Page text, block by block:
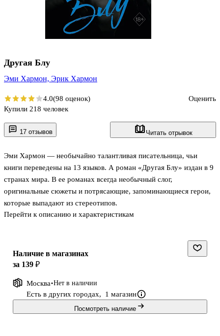
17 отзывов Читать отрывок
Эми Хармон — необычайно талантливая писательница, чьи
книги переведены на 13 языков. А роман «Другая Блу» издан в 9
странах мира. В ее романах всегда необычный слог,
оригинальные сюжеты и потрясающие, запоминающиеся герои,
которые выпадают из стереотипов.
Повествование у Эми Хармон необычное, оно не линейное. Оно
полностью погружается в сюжет.
Книги Эми Хармон — это настоящее «стекло», как пишут
размышлять, снова и снова вспоминая отрывки из романа. Это
глубокая, берущая за душу проза. Эми Хармон является одной
Перейти к описанию и характеристикам
Другая Блу
Эми Хармон, Эрик Хармон
4.0(98 оценок)
Оценить
Купили 218 человек
Наличие в магазинах
за 139 ₽
Москва Нет в наличии
Есть в других городах, 1 магазин
Посмотреть наличие